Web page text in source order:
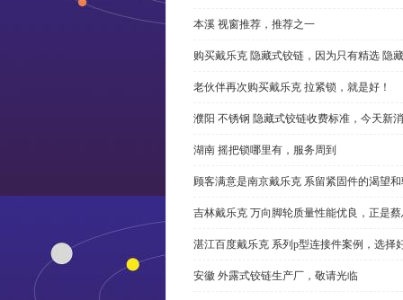
本溪 视窗推荐，推荐之一
购买戴乐克 隐藏式铰链，因为只有精选 隐
老伙伴再次购买戴乐克 拉紧锁，就是好！
濮阳 不锈钢 隐藏式铰链收费标准，今天新
湖南 摇把锁哪里有，服务周到
顾客满意是南京戴乐克 系留紧固件的渴望
吉林戴乐克 万向脚轮质量性能优良，正是
湛江百度戴乐克 系列p型连接件案例，选择
安徽 外露式铰链生产厂，敬请光临